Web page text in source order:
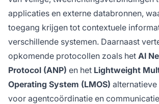
applicaties en externe databronnen,
toegang krijgen tot contextuele
verschillende systemen. Daarnaast
opkomende protocollen zoals het AI
Protocol (ANP) en het Lightweight
Operating System (LMOS)
voor agentcoördinatie en